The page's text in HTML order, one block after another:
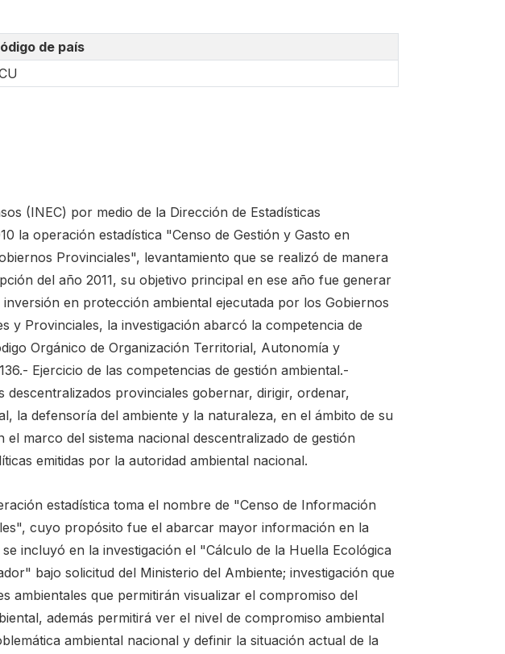
de país
(INEC) por medio de la Dirección de Estadísticas
la operación estadística "Censo de Gestión y Gasto en
Provinciales", levantamiento que se realizó de manera
del año 2011, su objetivo principal en ese año fue generar
en protección ambiental ejecutada por los Gobiernos
y Provinciales, la investigación abarcó la competencia de
Orgánico de Organización Territorial, Autonomía y
Ejercicio de las competencias de gestión ambiental.-
provinciales gobernar, dirigir, ordenar,
la defensoría del ambiente y la naturaleza, en el ámbito de su
marco del sistema nacional descentralizado de gestión
emitidas por la autoridad ambiental nacional.
estadística toma el nombre de "Censo de Información
cuyo propósito fue el abarcar mayor información en la
incluyó en la investigación el "Cálculo de la Huella Ecológica
bajo solicitud del Ministerio del Ambiente; investigación que
ambientales que permitirán visualizar el compromiso del
además permitirá ver el nivel de compromiso ambiental
ambiental nacional y definir la situación actual de la